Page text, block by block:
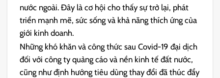
nước ngoài. Đây là cơ hội cho thấy sự trở lại, phát
triển mạnh mẽ, sức sống và khả năng thích ứng của
giới kinh doanh.
Những khó khăn và công thức sau Covid-19 đại dịch
đối với công ty quảng cáo và nền kinh tế đất nước,
cũng như định hướng tiêu dùng thay đổi đã thúc đẩy